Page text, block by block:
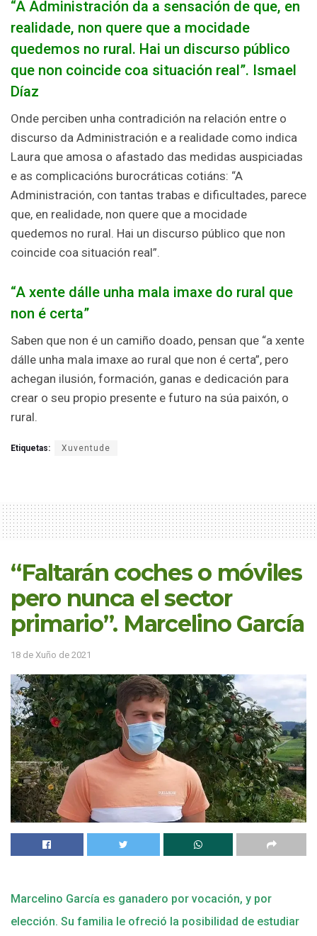
“A Administración da a sensación de que, en
realidade, non quere que a mocidade
quedemos no rural. Hai un discurso público
que non coincide coa situación real”. Ismael
Díaz
Onde perciben unha contradición na relación entre o
discurso da Administración e a realidade como indica
Laura que amosa o afastado das medidas auspiciadas
e as complicacións burocráticas cotiáns: “A
Administración, con tantas trabas e dificultades, parece
que, en realidade, non quere que a mocidade
quedemos no rural. Hai un discurso público que non
coincide coa situación real”.
“A xente dálle unha mala imaxe do rural que
non é certa”
Saben que non é un camiño doado, pensan que “a xente
dálle unha mala imaxe ao rural que non é certa”, pero
achegan ilusión, formación, ganas e dedicación para
crear o seu propio presente e futuro na súa paixón, o
rural.
Etiquetas: Xuventude
“Faltarán coches o móviles
pero nunca el sector
primario”. Marcelino García
18 de Xuño de 2021
Marcelino García es ganadero por vocación, y por
elección. Su familia le ofreció la posibilidad de estudiar